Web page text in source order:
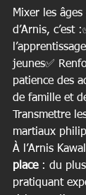
Mixer les
d’Arnis, c’est
jeunes✅
patience des
de famille et
Transmettre
martiaux
À l’Arnis
place : du plus
pratiquant